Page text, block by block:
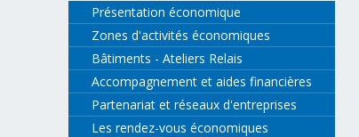
Présentation économique
Zones d'activités économiques
Bâtiments - Ateliers Relais
Accompagnement et aides financières
Partenariat et réseaux d'entreprises
Les rendez-vous économiques